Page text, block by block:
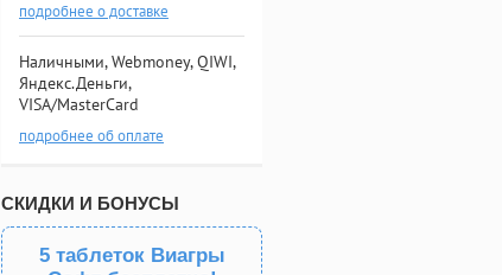
подробнее о доставке
Наличными, Webmoney, QIWI,
Яндекс.Деньги,
VISA/MasterCard
подробнее об оплате
СКИДКИ И БОНУСЫ
5 таблеток Виагры